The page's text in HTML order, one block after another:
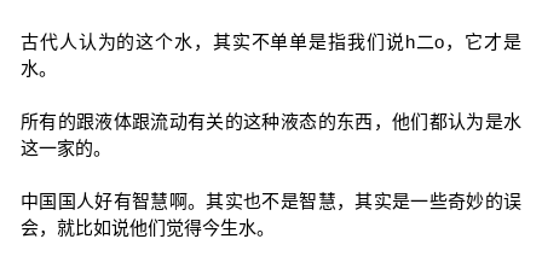
古代人认为的这个水，其实不单单是指我们说h二o，它才是
水。
所有的跟液体跟流动有关的这种液态的东西，他们都认为是水
这一家的。
中国国人好有智慧啊。其实也不是智慧，其实是一些奇妙的误
会，就比如说他们觉得今生水。